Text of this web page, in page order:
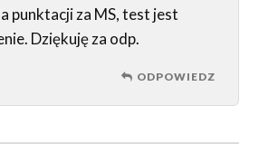
punktacji za MS, test jest
Dziękuję za odp.
ODPOWIEDZ